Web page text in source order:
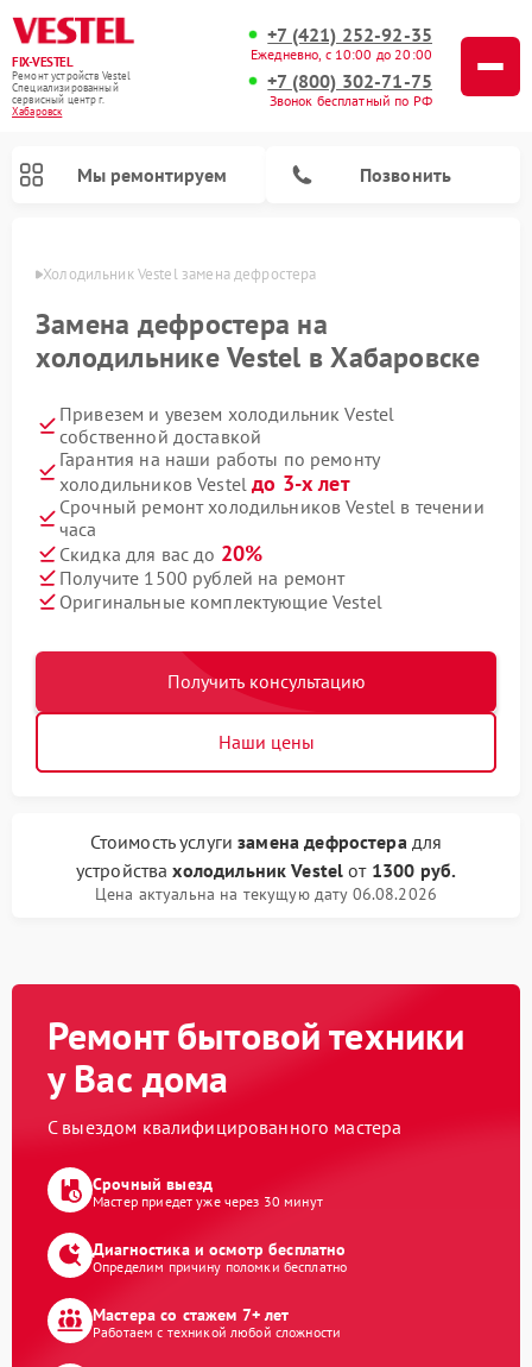
FIX-VESTEL
Ремонт устройств Vestel
Специализированный
cервисный центр г.
Хабаровск
+7 (421) 252-92-35
Ежедневно, с 10:00 до 20:00
+7 (800) 302-71-75
Звонок бесплатный по РФ
Мы ремонтируем Позвонить
Холодильник Vestel замена дефростера
Замена дефростера на
холодильнике Vestel в Хабаровске
Привезем и увезем холодильник Vestel
собственной доставкой
Гарантия на наши работы по ремонту
холодильников Vestelдо 3-х лет
Срочный ремонт холодильников Vestel в течении
часа
Скидка для вас до 20%
Получите 1500 рублей на ремонт
Оригинальные комплектующие Vestel
Получить консультацию
Наши цены
Стоимость услугизамена дефростерадля
устройствахолодильник Vestel от 1300 руб.
Цена актуальна на текущую дату 06.08.2026
Ремонт бытовой техники
у Вас дома
С выездом квалифицированного мастера
Срочный выезд
Мастер приедет уже через 30 минут
Диагностика и осмотр бесплатно
Определим причину поломки бесплатно
Мастера со стажем 7+ лет
Работаем с техникой любой сложности